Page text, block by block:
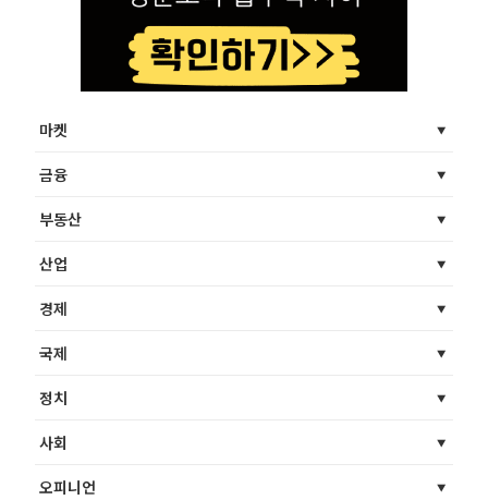
마켓
금융
부동산
산업
경제
국제
정치
사회
오피니언